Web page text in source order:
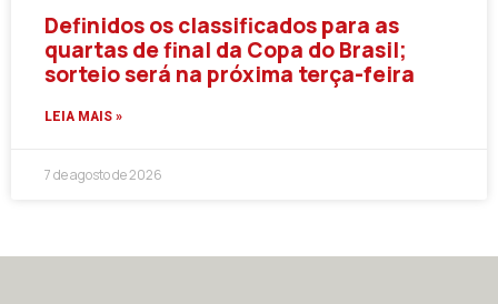
Definidos os classificados para as
quartas de final da Copa do Brasil;
sorteio será na próxima terça-feira
LEIA MAIS »
7 de agosto de 2026